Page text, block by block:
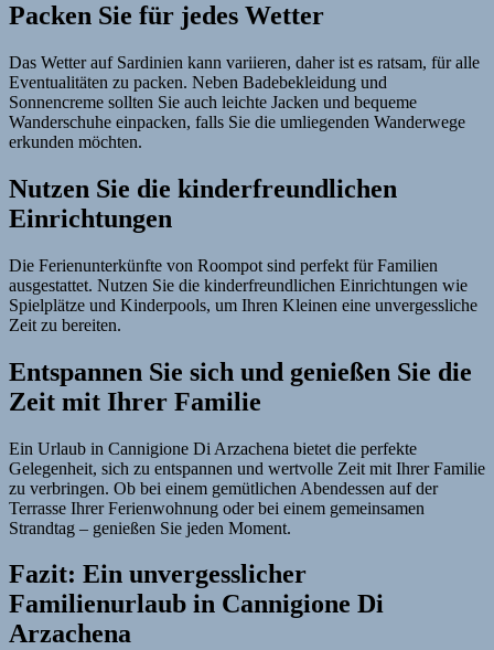
Packen Sie für jedes Wetter
Das Wetter auf Sardinien kann variieren, daher ist es ratsam, für alle
Eventualitäten zu packen. Neben Badebekleidung und
Sonnencreme sollten Sie auch leichte Jacken und bequeme
Wanderschuhe einpacken, falls Sie die umliegenden Wanderwege
erkunden möchten.
Nutzen Sie die kinderfreundlichen
Einrichtungen
Die Ferienunterkünfte von Roompot sind perfekt für Familien
ausgestattet. Nutzen Sie die kinderfreundlichen Einrichtungen wie
Spielplätze und Kinderpools, um Ihren Kleinen eine unvergessliche
Zeit zu bereiten.
Entspannen Sie sich und genießen Sie die
Zeit mit Ihrer Familie
Ein Urlaub in Cannigione Di Arzachena bietet die perfekte
Gelegenheit, sich zu entspannen und wertvolle Zeit mit Ihrer Familie
zu verbringen. Ob bei einem gemütlichen Abendessen auf der
Terrasse Ihrer Ferienwohnung oder bei einem gemeinsamen
Strandtag – genießen Sie jeden Moment.
Fazit: Ein unvergesslicher
Familienurlaub in Cannigione Di
Arzachena